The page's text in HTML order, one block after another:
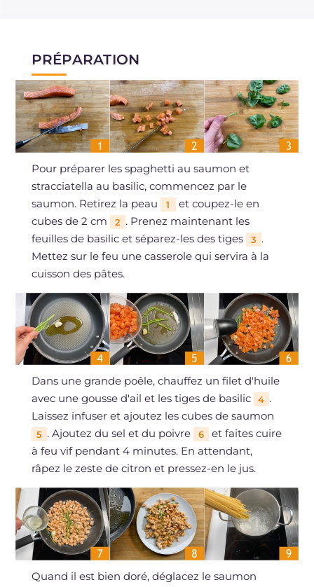
PRÉPARATION
Pour préparer les spaghetti au saumon et
stracciatella au basilic, commencez par le
saumon. Retirez la peau
1
et coupez-le en
cubes de 2 cm
2 . Prenez maintenant les
feuilles de basilic et séparez-les des tiges
3 .
Mettez sur le feu une casserole qui servira à la
cuisson des pâtes.
Dans une grande poêle, chauffez un filet d'huile
avec une gousse d'ail et les tiges de basilic
4 .
Laissez infuser et ajoutez les cubes de saumon
5 . Ajoutez du sel et du poivre 6
et faites cuire
à feu vif pendant 4 minutes. En attendant,
râpez le zeste de citron et pressez-en le jus.
Quand il est bien doré, déglacez le saumon